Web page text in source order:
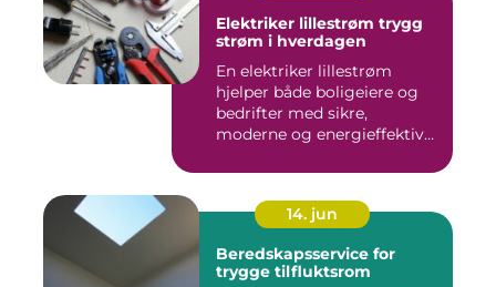
Elektriker lillestrøm trygg
strøm i hverdagen
En elektriker lillestrøm
hjelper både boligeiere og
bedrifter med sikre,
moderne og energieffektive
14. jun
Beredskapsservice for
trygge tilfluktsrom